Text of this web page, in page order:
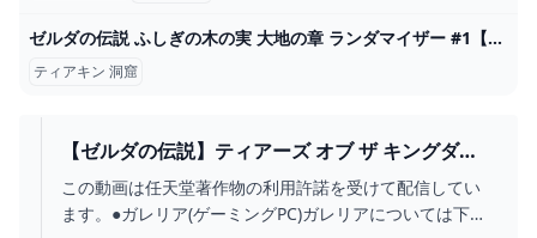
ゼルダの伝説 ふしぎの木の実 大地の章 ランダマイザー #1【ゆっくり実況】 - YouTube
ティアキン 洞窟
【ゼルダの伝説】ティアーズ オブ ザ キングダ
ム！冒険が再び始まる！#1 - YOUTUBE
この動画は任天堂著作物の利用許諾を受けて配信してい
ます。●ガレリア(ゲーミングPC)ガレリアについては下記